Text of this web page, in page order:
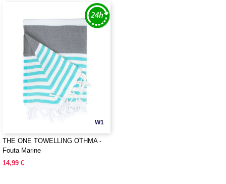
W1
THE ONE TOWELLING OTHMA -
Fouta Marine
14,99 €